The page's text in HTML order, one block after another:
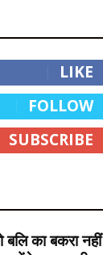
LIKE
FOLLOW
SUBSCRIBE
का बकरा नहीं